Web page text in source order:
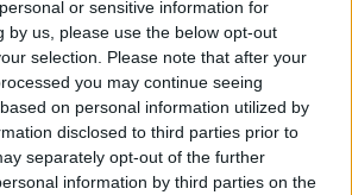
or sensitive information for
by us, please use the below opt-out
selection. Please note that after your
you may continue seeing
on personal information utilized by
disclosed to third parties prior to
separately opt-out of the further
information by third parties on the
Προσωρινή αναστολή των βιομετρικών
ελέγχων για να επισπευστεί η διέλευση
των ταξιδιωτών
Μύκονος: Ιταλοί τουρίστες
έκαναν «κλαμπ» βανάκι transfer
‑ Αντιδράσεις για το ξέφρενο
πάρτι
ΣΉΜΕΡΑ